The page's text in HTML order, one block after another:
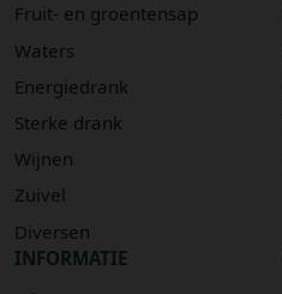
Fruit- en groentensap
Waters
Energiedrank
Sterke drank
Wijnen
Zuivel
Diversen
INFORMATIE